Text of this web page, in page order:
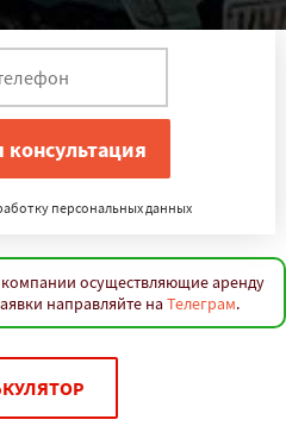
персональных данных
осуществляющие аренду
направляйте на Телеграм.